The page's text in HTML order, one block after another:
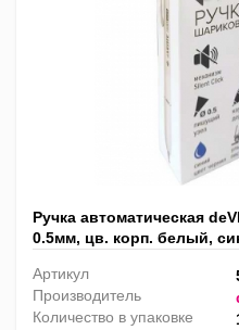
Ручка автоматическая
0.5мм, цв. корп. белый,
Артикул
Производитель
Количество в упаковке